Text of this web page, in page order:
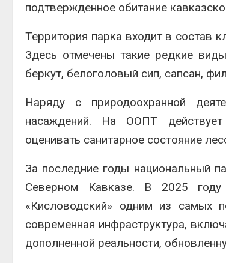
подтвержденное обитание
Территория парка входит в состав
Здесь отмечены такие редкие
беркут, белоголовый сип, сапсан,
Наряду с природоохранной
насаждений. На ООПТ действует
оценивать санитарное состояние
За последние годы национальный
Северном Кавказе. В 2025
«Кисловодский» одним из самых
современная инфраструктура,
дополненной реальности,